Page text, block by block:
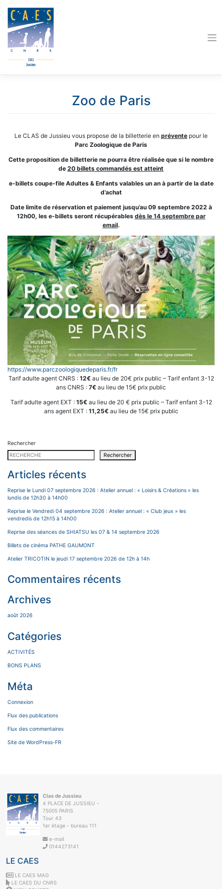
content
Zoo de Paris
Le CLAS de Jussieu vous propose de la billetterie en prévente pour le
Parc Zoologique de Paris
Cette proposition de billetterie ne pourra être réalisée que si le nombre
de 20 billets commandés est atteint
e-billets coupe-file Adultes & Enfants valables un an à partir de la date
d’achat
Date limite de réservation et paiement jusqu’au 09 septembre 2022 à
12h00, les e-billets seront récupérables dès le 14 septembre par
email.
https://www.parczoologiquedeparis.fr/fr
Tarif adulte agent CNRS : 12€au lieu de 20€ prix public – Tarif enfant 3-12
ans CNRS : 7€ au lieu de 15€ prix public
Tarif adulte agent EXT : 15€au lieu de 20 € prix public – Tarif enfant 3-12
ans agent EXT : 11,25€au lieu de 15€ prix public
Rechercher
Rechercher
Articles récents
Reprise le Lundi 07 septembre 2026 : Atelier annuel : « Loisirs & Créations » les
lundis de 12h30 à 14h00
Reprise le Vendredi 04 septembre 2026 : Atelier annuel : « Club jeux » les
vendredis de 12h15 à 14h00
Reprise des séances de SHIATSU les 07 & 14 septembre 2026
Billets de cinéma PATHE GAUMONT
Atelier TRICOTIN le jeudi 17 septembre 2026 de 12h à 14h
Commentaires récents
Archives
août 2026
Catégories
ACTIVITÉS
BONS PLANS
Méta
Connexion
Flux des publications
Flux des commentaires
Site de WordPress-FR
Clas de Jussieu
4 PLACE DE JUSSIEU -
75005 PARIS
Tour 43
1er étage - bureau 111
e-mail
0144273141
LE CAES
LE CAES MAG
LE CAES DU CNRS